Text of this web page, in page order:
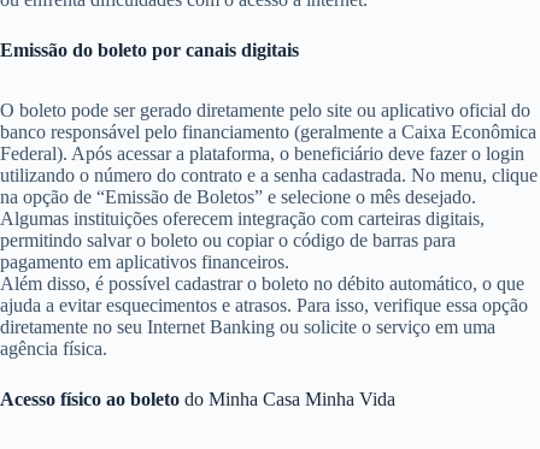
Emissão do boleto por canais digitais
O boleto pode ser gerado diretamente pelo site ou aplicativo oficial do
banco responsável pelo financiamento (geralmente a Caixa Econômica
Federal). Após acessar a plataforma, o beneficiário deve fazer o login
utilizando o número do contrato e a senha cadastrada. No menu, clique
na opção de “Emissão de Boletos” e selecione o mês desejado.
Algumas instituições oferecem integração com carteiras digitais,
permitindo salvar o boleto ou copiar o código de barras para
pagamento em aplicativos financeiros.
Além disso, é possível cadastrar o boleto no débito automático, o que
ajuda a evitar esquecimentos e atrasos. Para isso, verifique essa opção
diretamente no seu Internet Banking ou solicite o serviço em uma
agência física.
Acesso físico ao boleto do Minha Casa Minha Vida